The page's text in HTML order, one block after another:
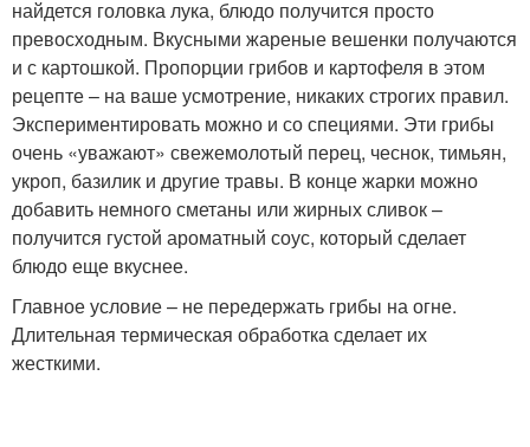
найдется головка лука, блюдо получится просто
превосходным. Вкусными жареные вешенки получаются
и с картошкой. Пропорции грибов и картофеля в этом
рецепте – на ваше усмотрение, никаких строгих правил.
Экспериментировать можно и со специями. Эти грибы
очень «уважают» свежемолотый перец, чеснок, тимьян,
укроп, базилик и другие травы. В конце жарки можно
добавить немного сметаны или жирных сливок –
получится густой ароматный соус, который сделает
блюдо еще вкуснее.
Главное условие – не передержать грибы на огне.
Длительная термическая обработка сделает их
жесткими.